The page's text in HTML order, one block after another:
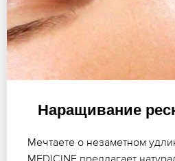
Наращивание
Мечтаете о незаметном
MEDICINE предлагает